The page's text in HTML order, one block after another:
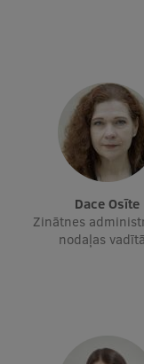
Virtuālā tūre
Ilgtspējīga
Studiju un
Dati par 2025.
Suvenīri un
Dace Osīte
Zinātnes
nodaļas